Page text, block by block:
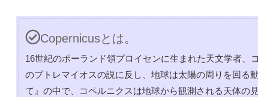
Copernicusとは。
16世紀のポーランド領プロイセンに生まれた天文学者
のプトレマイオスの説に反し、地球は太陽の周りを回る
て』の中で、コペルニクスは地球から観測される天体の